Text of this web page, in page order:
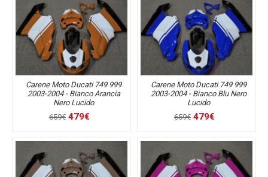
Carene Moto Ducati 749 999
2003-2004 - Bianco Arancia
Nero Lucido
659€ 479€
Carene Moto Ducati 749 999
2003-2004 - Bianco Blu Nero
Lucido
659€ 479€